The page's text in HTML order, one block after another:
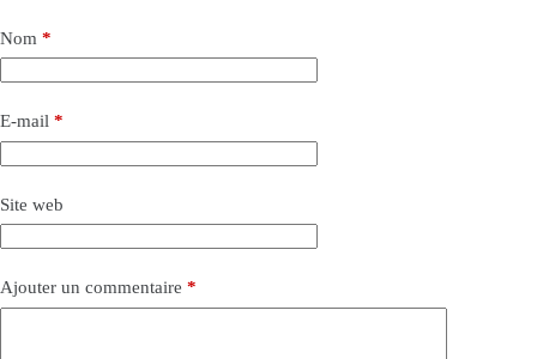
Nom *
E-mail *
Site web
Ajouter un commentaire *